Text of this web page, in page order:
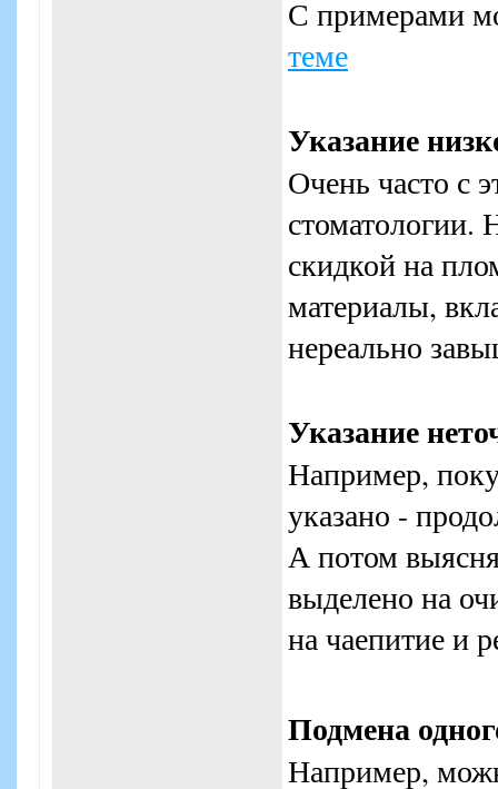
С примерами
теме
Указание
Очень часто с
стоматологии.
скидкой на
материалы,
нереально
Указание
Например,
указано -
А потом
выделено на
на чаепитие и
Подмена
Например,